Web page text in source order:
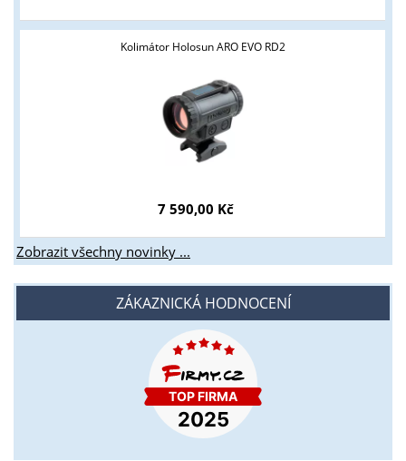
Kolimátor Holosun ARO EVO RD2
7 590,00 Kč
Zobrazit všechny novinky ...
ZÁKAZNICKÁ HODNOCENÍ